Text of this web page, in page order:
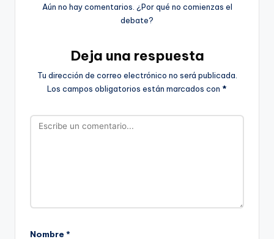
Aún no hay comentarios. ¿Por qué no comienzas el
debate?
Deja una respuesta
Tu dirección de correo electrónico no será publicada.
Los campos obligatorios están marcados con *
Nombre *